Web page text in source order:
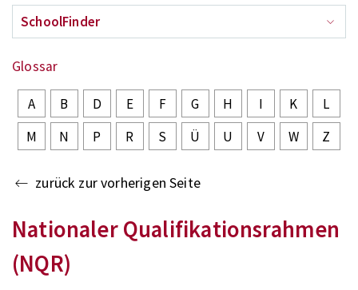
SchoolFinder
Glossar
A B D E F G H I K
L
M
N P R S Ü U V W Z
zurück zur vorherigen Seite
Nationaler Qualifikationsrahmen
(NQR)